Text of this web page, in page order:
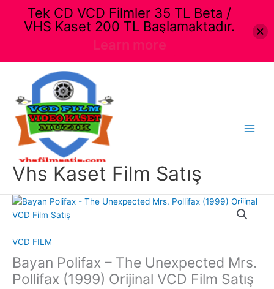
Vhs Kaset Film Satış
VCD FILM
Bayan Polifax – The Unexpected Mrs.
Pollifax (1999) Orijinal VCD Film Satış
Tek CD VCD Filmler 35 TL Beta /
VHS Kaset 200 TL Başlamaktadır.
Learn more